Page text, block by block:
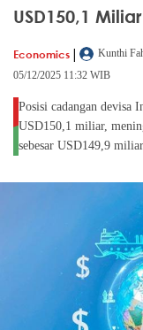
USD150,1
Economics |
Kunthi
05/12/2025 11:32 WIB
Posisi cadangan devisa
USD150,1 miliar,
sebesar USD149,9